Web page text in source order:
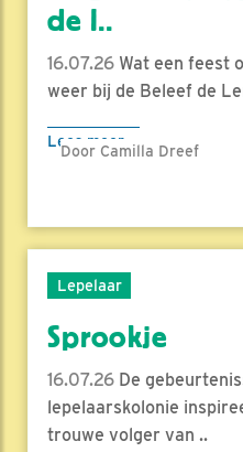
de l..
16.07.26 Wat een feest
weer bij de Beleef de
Lees meer
Door Camilla Dreef
Lepelaar
Sprookje
16.07.26 De
lepelaarskolonie
trouwe volger van ..